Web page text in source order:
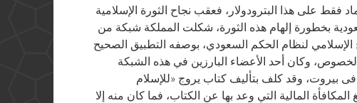
فقط على هذا البترودولار، فعقب نجاح الثورة الإسلامية
بخطورة إلهام هذه الثورة، شكلت المملكة شبكة من
الإسلامي لنظام الحكم السعودي، بوصفه التطبيق الصحيح
وكان أحد الأعضاء البارزين في هذه الشبكة
وقد كلف بتأليف كتاب يروج «للإسلام
المالية التي وعد بها عن الكتاب، فما كان منه إلا